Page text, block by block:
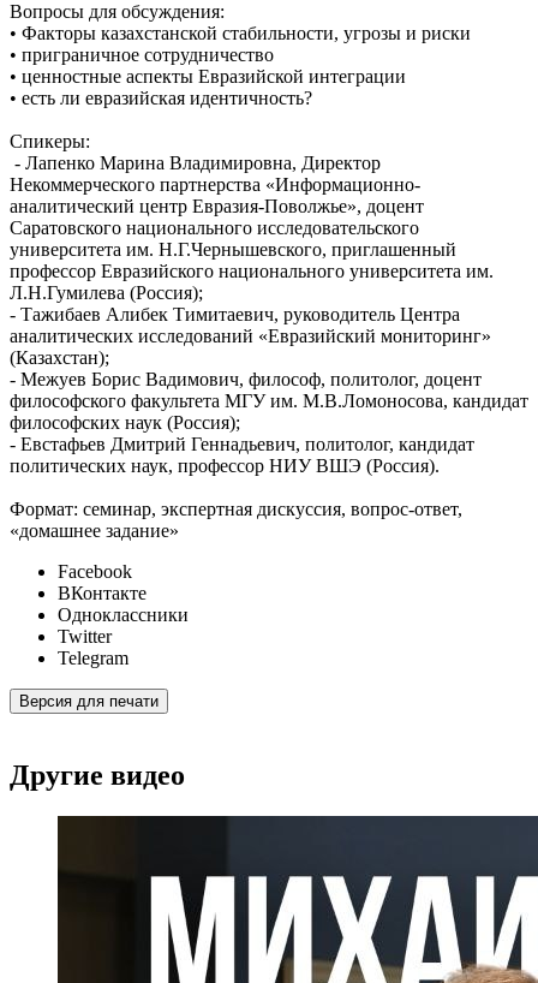
Вопросы для обсуждения:
• Факторы казахстанской стабильности, угрозы и риски
• приграничное сотрудничество
• ценностные аспекты Евразийской интеграции
• есть ли евразийская идентичность?
Спикеры:
- Лапенко Марина Владимировна, Директор
Некоммерческого партнерства «Информационно-
аналитический центр Евразия-Поволжье», доцент
Саратовского национального исследовательского
университета им. Н.Г.Чернышевского, приглашенный
профессор Евразийского национального университета им.
Л.Н.Гумилева (Россия);
- Тажибаев Алибек Тимитаевич, руководитель Центра
аналитических исследований «Евразийский мониторинг»
(Казахстан);
- Межуев Борис Вадимович, философ, политолог, доцент
философского факультета МГУ им. М.В.Ломоносова, кандидат
философских наук (Россия);
- Евстафьев Дмитрий Геннадьевич, политолог, кандидат
политических наук, профессор НИУ ВШЭ (Россия).
Формат: семинар, экспертная дискуссия, вопрос-ответ,
«домашнее задание»
Facebook
ВКонтакте
Одноклассники
Twitter
Telegram
Версия для печати
Другие видео